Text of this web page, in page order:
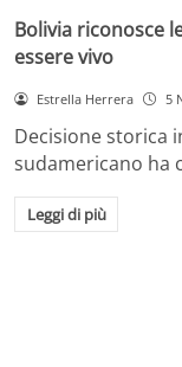
Bolivia riconosce
essere vivo
Estrella Herrera 5
Decisione storica
sudamericano ha
Leggi di più